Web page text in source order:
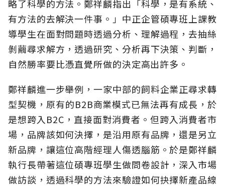
略了科學的方法。鄭祥麟指出「科學，是有系統、
有方法的去解決一件事。」中正企管碩專班上課教
導學生在面對問題時透過分析、理解過程，去抽絲
剝繭尋求解方，透過研究、分析再下決策、判斷，
自然勝率要比憑直覺所做的決定高出許多。
鄭祥麟進一步舉例，一家中部的飼料企業正尋求轉
型契機，原有的B2B商業模式已無法再有成長，於
是想跨入B2C，直接面對消費者。但跨入消費者市
場，品牌該如何決擇，是沿用原有品牌，還是另立
新品牌，讓這位高階經理人傷透腦筋。於是鄭祥麟
執行長帶著這位碩專班學生做問卷設計，深入市場
做訪談，透過科學的方法來驗證如何抉擇新產品線